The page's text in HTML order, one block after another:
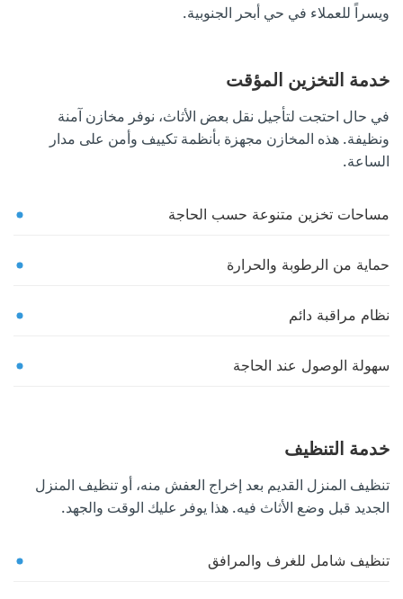
ويسراً للعملاء في حي أبحر الجنوبية.
خدمة التخزين المؤقت
في حال احتجت لتأجيل نقل بعض الأثاث، نوفر مخازن آمنة
ونظيفة. هذه المخازن مجهزة بأنظمة تكييف وأمن على مدار
الساعة.
مساحات تخزين متنوعة حسب الحاجة
حماية من الرطوبة والحرارة
نظام مراقبة دائم
سهولة الوصول عند الحاجة
خدمة التنظيف
تنظيف المنزل القديم بعد إخراج العفش منه، أو تنظيف المنزل
الجديد قبل وضع الأثاث فيه. هذا يوفر عليك الوقت والجهد.
تنظيف شامل للغرف والمرافق